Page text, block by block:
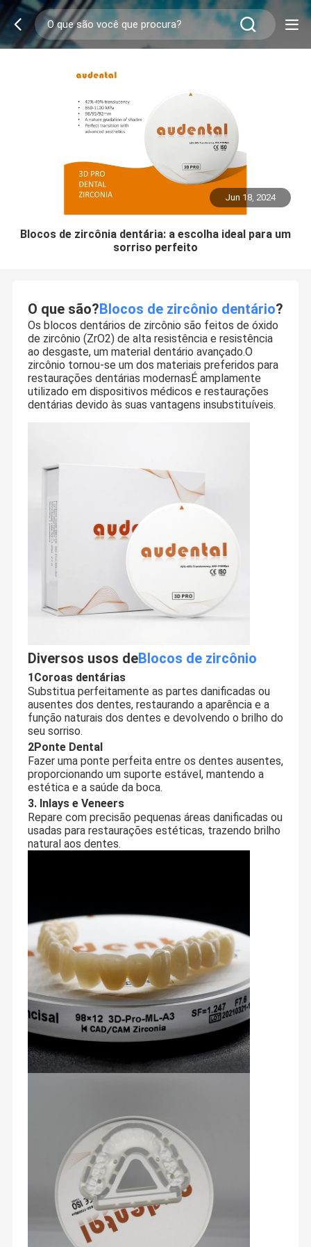
Jun 18, 2024
Blocos de zircônia dentária: a escolha ideal para um
sorriso perfeito
O que são?Blocos de zircônio dentário?
Os blocos dentários de zircônio são feitos de óxido
de zircônio (ZrO2) de alta resistência e resistência
ao desgaste, um material dentário avançado.O
zircônio tornou-se um dos materiais preferidos para
restaurações dentárias modernasÉ amplamente
utilizado em dispositivos médicos e restaurações
dentárias devido às suas vantagens insubstituíveis.
Diversos usos deBlocos de zircônio
1Coroas dentárias
Substitua perfeitamente as partes danificadas ou
ausentes dos dentes, restaurando a aparência e a
função naturais dos dentes e devolvendo o brilho do
seu sorriso.
2Ponte Dental
Fazer uma ponte perfeita entre os dentes ausentes,
proporcionando um suporte estável, mantendo a
estética e a saúde da boca.
3. Inlays e Veneers
Repare com precisão pequenas áreas danificadas ou
usadas para restaurações estéticas, trazendo brilho
natural aos dentes.